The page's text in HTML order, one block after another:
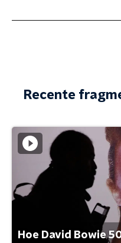
Recente
Hoe David Bowie